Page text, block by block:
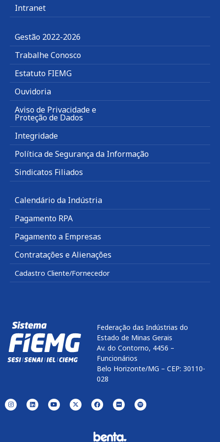
Intranet
Gestão 2022-2026
Trabalhe Conosco
Estatuto FIEMG
Ouvidoria
Aviso de Privacidade e
Proteção de Dados
Integridade
Política de Segurança da Informação
Sindicatos Filiados
Calendário da Indústria
Pagamento RPA
Pagamento a Empresas
Contratações e Alienações
Cadastro Cliente/Fornecedor
Federação das Indústrias do
Estado de Minas Gerais
Av. do Contorno, 4456 –
Funcionários
Belo Horizonte/MG – CEP: 30110-
028